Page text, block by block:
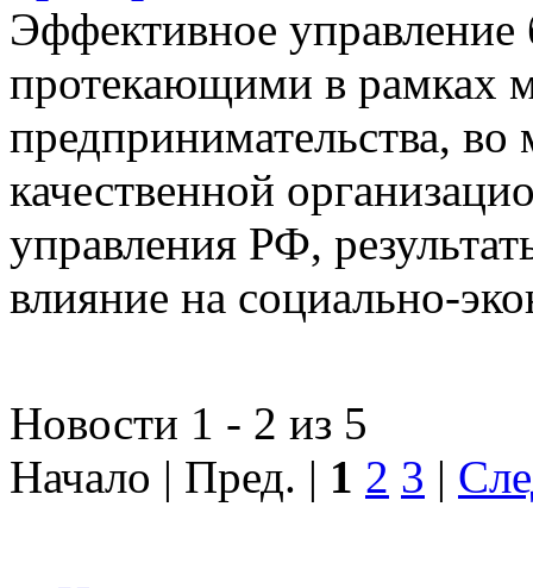
Эффективное управление
протекающими в рамках
предпринимательства,
качественной
управления РФ,
влияние на социально-
Новости 1 - 2 из 5
Начало | Пред. | 1 2 3 |